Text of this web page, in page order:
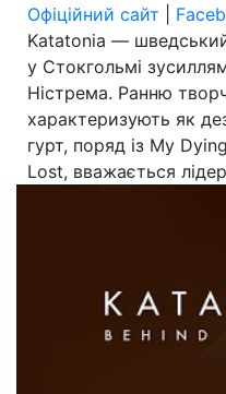
Офіційний сайт
Katatonia —
у Стокгольмі
Ністрема. Ранню
характеризують як
гурт, поряд із My
Lost, вважається